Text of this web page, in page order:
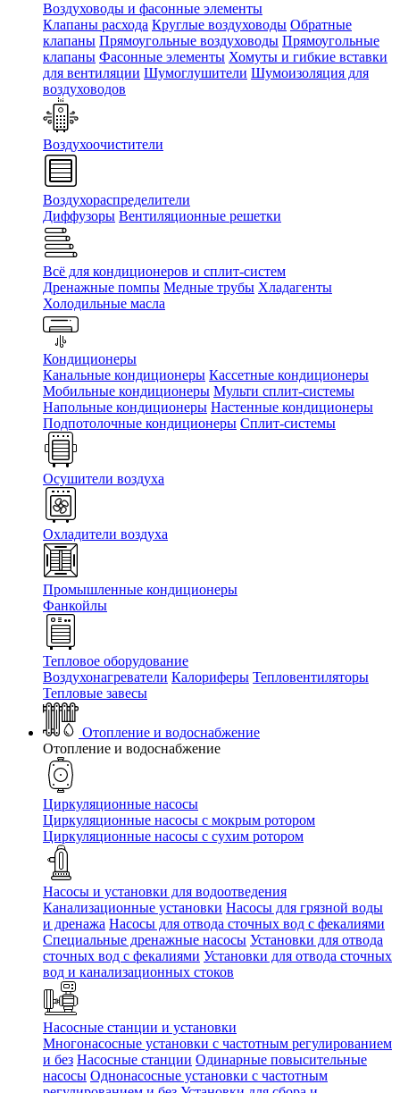
Воздуховоды и фасонные элементы
Клапаны расхода Круглые воздуховоды Обратные
клапаны Прямоугольные воздуховоды Прямоугольные
клапаны Фасонные элементы Хомуты и гибкие вставки
для вентиляции Шумоглушители Шумоизоляция для
воздуховодов
Воздухоочистители
Воздухораспределители
Диффузоры Вентиляционные решетки
Всё для кондиционеров и сплит-систем
Дренажные помпы Медные трубы Хладагенты
Холодильные масла
Кондиционеры
Канальные кондиционеры Кассетные кондиционеры
Мобильные кондиционеры Мульти сплит-системы
Напольные кондиционеры Настенные кондиционеры
Подпотолочные кондиционеры Сплит-системы
Осушители воздуха
Охладители воздуха
Промышленные кондиционеры
Фанкойлы
Тепловое оборудование
Воздухонагреватели Калориферы Тепловентиляторы
Тепловые завесы
Отопление и водоснабжение
Отопление и водоснабжение
Циркуляционные насосы
Циркуляционные насосы с мокрым ротором
Циркуляционные насосы с сухим ротором
Насосы и установки для водоотведения
Канализационные установки Насосы для грязной воды
и дренажа Насосы для отвода сточных вод c фекалиями
Специальные дренажные насосы Установки для отвода
сточных вод c фекалиями Установки для отвода сточных
вод и канализационных стоков
Насосные станции и установки
Многонасосные установки с частотным регулированием
и без Насосные станции Одинарные повысительные
насосы Однонасосные установки с частотным